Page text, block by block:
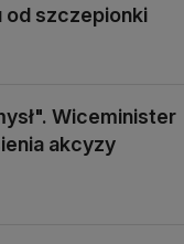
od szczepionki
Wiceminister
akcyzy